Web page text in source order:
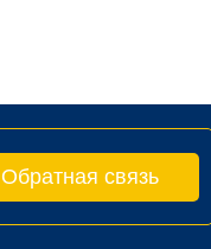
Обратная связь